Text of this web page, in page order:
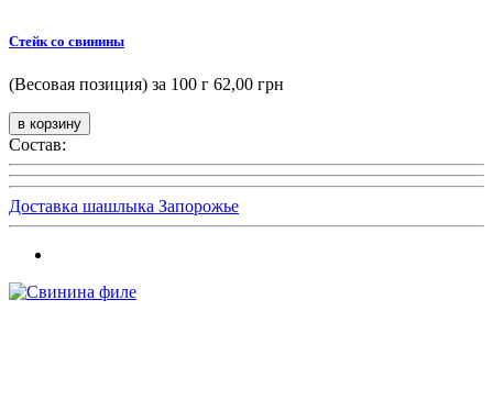
Стейк со свинины
(Весовая позиция) за 100 г 62,00 грн
Состав:
Доставка шашлыка Запорожье